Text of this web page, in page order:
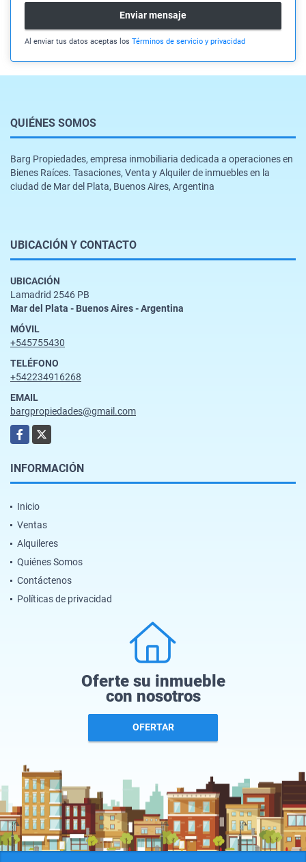
Enviar mensaje
Al enviar tus datos aceptas los Términos de servicio y privacidad
QUIÉNES SOMOS
Barg Propiedades, empresa inmobiliaria dedicada a operaciones en
Bienes Raíces. Tasaciones, Venta y Alquiler de inmuebles en la
ciudad de Mar del Plata, Buenos Aires, Argentina
UBICACIÓN Y CONTACTO
UBICACIÓN
Lamadrid 2546 PB
Mar del Plata - Buenos Aires - Argentina
MÓVIL
+545755430
TELÉFONO
+542234916268
EMAIL
bargpropiedades@gmail.com
Facebook
X
INFORMACIÓN
Inicio
Ventas
Alquileres
Quiénes Somos
Contáctenos
Políticas de privacidad
Oferte su inmueble
con nosotros
OFERTAR